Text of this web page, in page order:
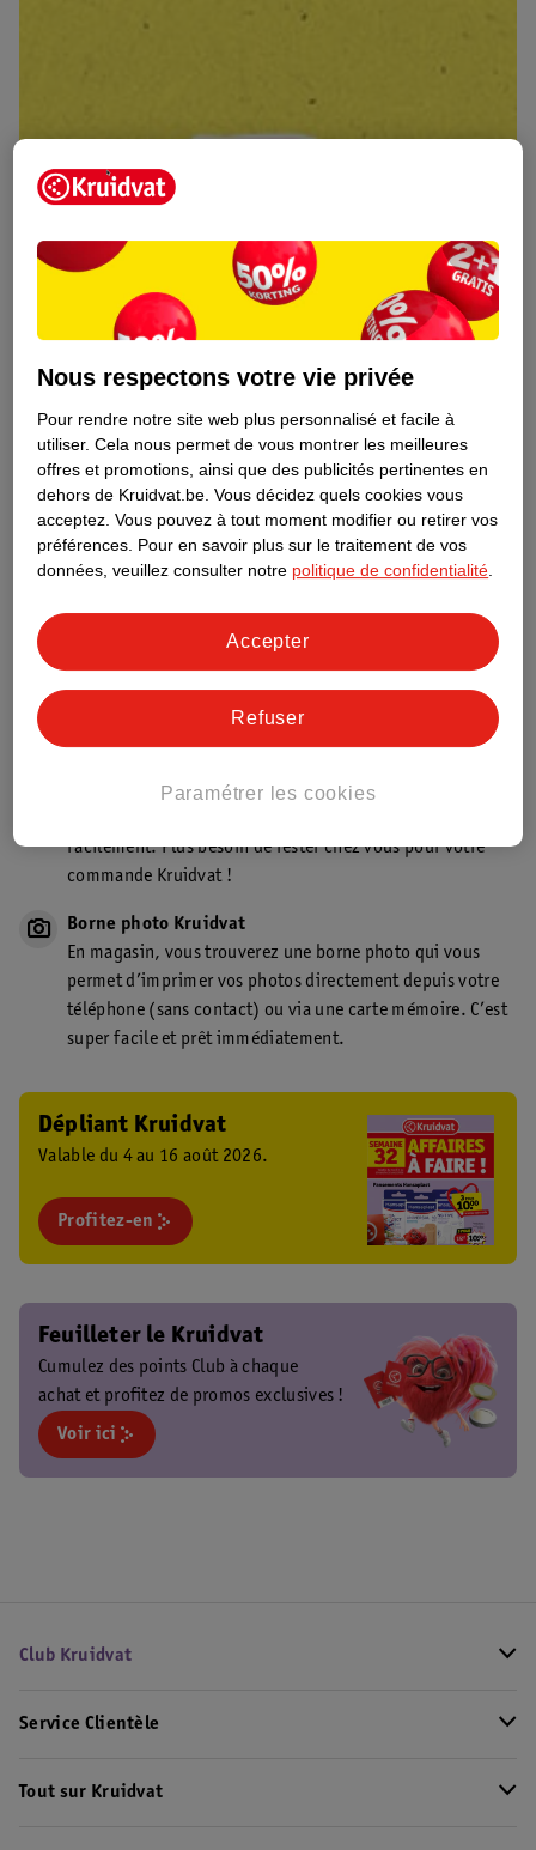
Découvrez dès maintenant l’impact
de marque Kruidvat préférés !
Aussi dans ce magasin
Point de retrait Kruidvat.be
facilement. Plus besoin de rester chez vous pour votre
commande Kruidvat !
Borne photo Kruidvat
En magasin, vous trouverez une borne photo qui vous
permet d’imprimer vos photos directement depuis votre
téléphone (sans contact) ou via une carte mémoire. C’est
super facile et prêt immédiatement.
Dépliant Kruidvat
Valable du 4 au 16 août 2026.
Profitez-en
Feuilleter le Kruidvat
Cumulez des points Club à chaque
achat et profitez de promos exclusives !
Voir ici
Club Kruidvat
Service Clientèle
Tout sur Kruidvat
Nous respectons votre vie privée
Pour rendre notre site web plus personnalisé et facile à
utiliser. Cela nous permet de vous montrer les meilleures
offres et promotions, ainsi que des publicités pertinentes en
dehors de Kruidvat.be. Vous décidez quels cookies vous
acceptez. Vous pouvez à tout moment modifier ou retirer vos
préférences. Pour en savoir plus sur le traitement de vos
données, veuillez consulter notre politique de confidentialité.
Paramétrer les cookies
Refuser
Accepter